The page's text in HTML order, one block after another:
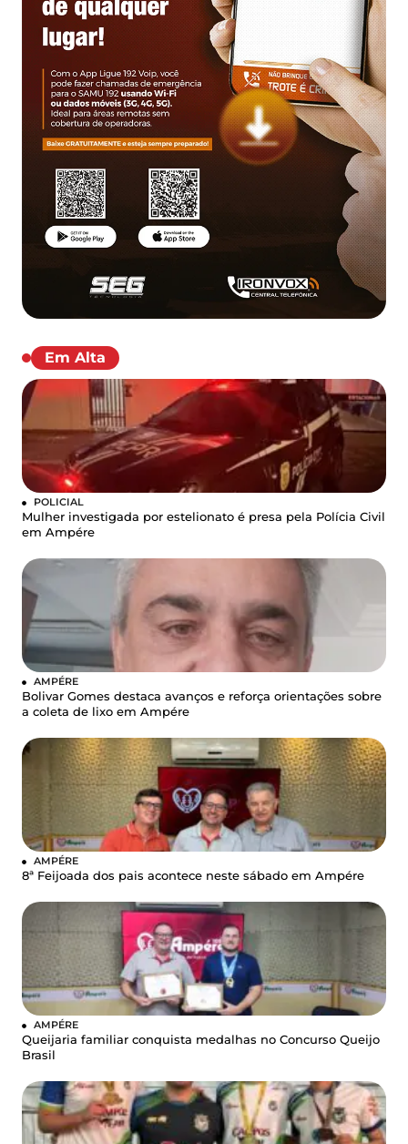
Em Alta
POLICIAL
Mulher investigada por estelionato é presa pela Polícia Civil
em Ampére
AMPÉRE
Bolivar Gomes destaca avanços e reforça orientações sobre
a coleta de lixo em Ampére
AMPÉRE
8ª Feijoada dos pais acontece neste sábado em Ampére
AMPÉRE
Queijaria familiar conquista medalhas no Concurso Queijo
Brasil